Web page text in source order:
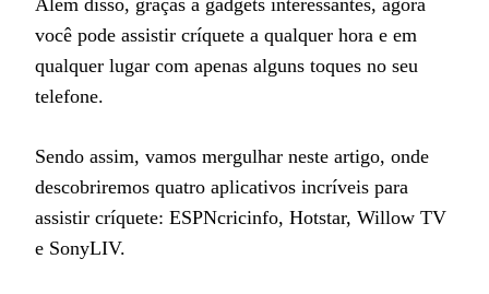
Além disso, graças a gadgets interessantes, agora
você pode assistir críquete a qualquer hora e em
qualquer lugar com apenas alguns toques no seu
telefone.
Sendo assim, vamos mergulhar neste artigo, onde
descobriremos quatro aplicativos incríveis para
assistir críquete: ESPNcricinfo, Hotstar, Willow TV
e SonyLIV.